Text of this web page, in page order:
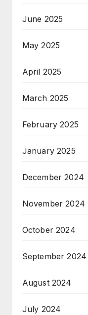
June 2025
May 2025
April 2025
March 2025
February 2025
January 2025
December 2024
November 2024
October 2024
September 2024
August 2024
July 2024